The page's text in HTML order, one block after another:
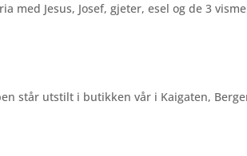
med Jesus, Josef, gjeter, esel og de 3
står utstilt i butikken vår i Kaigaten,